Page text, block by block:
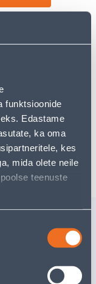
funktsioonide
Edastame
ka oma
kes
mida olete neile
teenuste
5TK